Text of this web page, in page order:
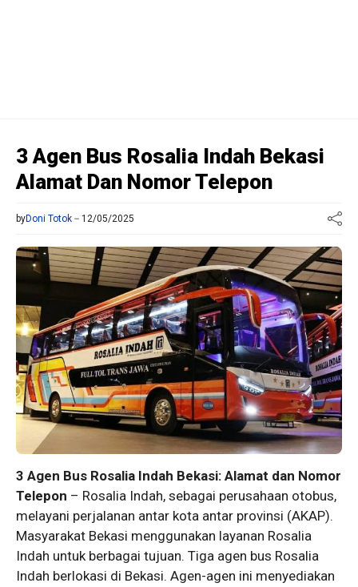
3 Agen Bus Rosalia Indah Bekasi
Alamat Dan Nomor Telepon
byDoni Totok 12/05/2025
3 Agen Bus Rosalia Indah Bekasi: Alamat dan Nomor
Telepon – Rosalia Indah, sebagai perusahaan otobus,
melayani perjalanan antar kota antar provinsi (AKAP).
Masyarakat Bekasi menggunakan layanan Rosalia
Indah untuk berbagai tujuan. Tiga agen bus Rosalia
Indah berlokasi di Bekasi. Agen-agen ini menyediakan